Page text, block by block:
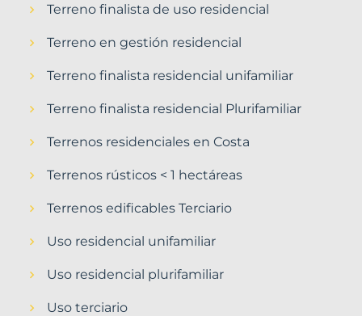
Terreno finalista de uso residencial
Terreno en gestión residencial
Terreno finalista residencial unifamiliar
Terreno finalista residencial Plurifamiliar
Terrenos residenciales en Costa
Terrenos rústicos < 1 hectáreas
Terrenos edificables Terciario
Uso residencial unifamiliar
Uso residencial plurifamiliar
Uso terciario